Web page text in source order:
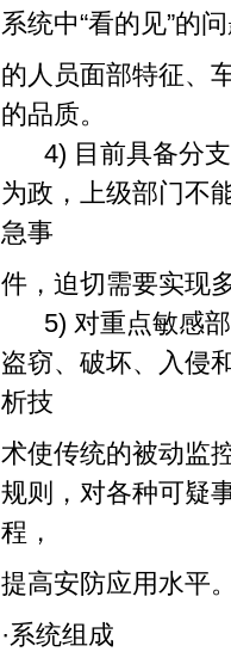
系统中“看的见”的
的人员面部特征、
的品质。
4) 目前具备分支
为政，上级部门不
急事
件，迫切需要实现
5) 对重点敏感部
盗窃、破坏、入侵
析技
术使传统的被动监
规则，对各种可疑
程，
提高安防应用水平
·系统组成